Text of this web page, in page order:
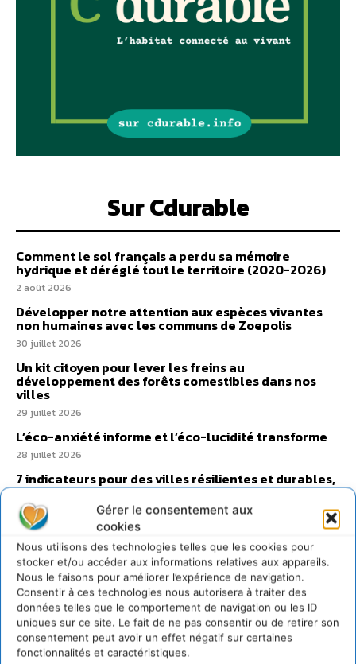
Gérer le consentement aux
cookies
Nous utilisons des technologies telles que les cookies pour
stocker et/ou accéder aux informations relatives aux appareils.
Nous le faisons pour améliorer l’expérience de navigation.
Consentir à ces technologies nous autorisera à traiter des
données telles que le comportement de navigation ou les ID
uniques sur ce site. Le fait de ne pas consentir ou de retirer son
consentement peut avoir un effet négatif sur certaines
fonctionnalités et caractéristiques.
Sur Cdurable
Comment le sol français a perdu sa mémoire
hydrique et déréglé tout le territoire (2020-2026)
2 août 2026
Développer notre attention aux espèces vivantes
non humaines avec les communs de Zoepolis
30 juillet 2026
Un kit citoyen pour lever les freins au
développement des forêts comestibles dans nos
villes
29 juillet 2026
L’éco-anxiété informe et l’éco-lucidité transforme
28 juillet 2026
7 indicateurs pour des villes résilientes et durables,
adaptées au changement climatique
27 juillet 2026